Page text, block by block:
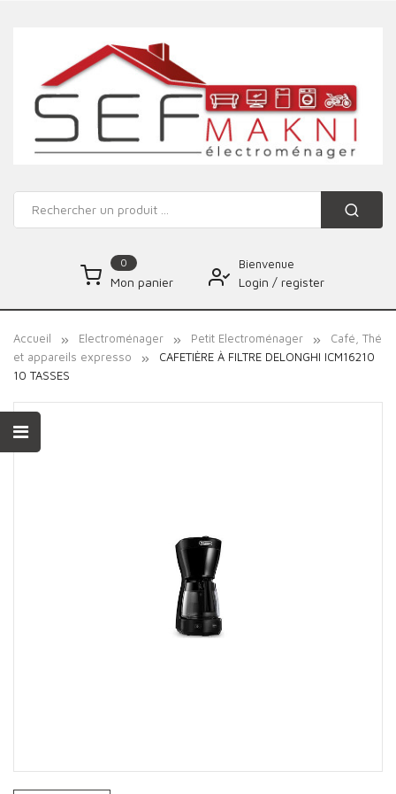
0
Mon panier
Bienvenue
Login / register
Accueil Electroménager Petit Electroménager
Café, Thé
et appareils expresso
CAFETIÈRE À FILTRE DELONGHI ICM16210
10 TASSES